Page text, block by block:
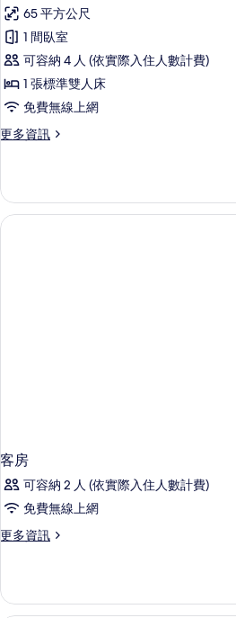
情
行
政
套
房
的
所
相
片
65 平方公尺
1 間臥室
可容納 4 人 (依實際入住人數計費)
1 張標準雙人床
免費無線上網
更多資訊
更
套
房
的
客房
可容納 2 人 (依實際入住人數計費)
免費無線上網
更多資訊
更
的